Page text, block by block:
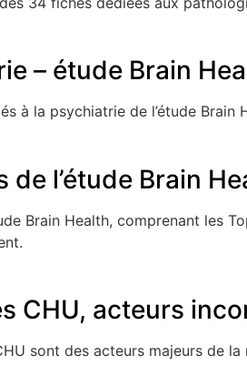
– étude Brain
à la psychiatrie de l’étude
de l’étude Brain
Brain Health, comprenant les
CHU, acteurs
sont des acteurs majeurs de